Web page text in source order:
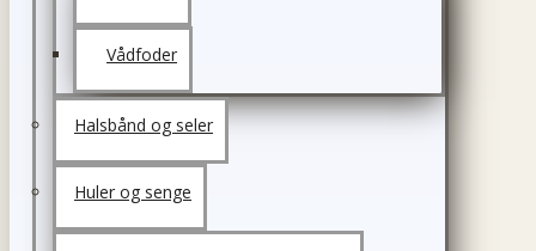
Vådfoder
Halsbånd og seler
Huler og senge